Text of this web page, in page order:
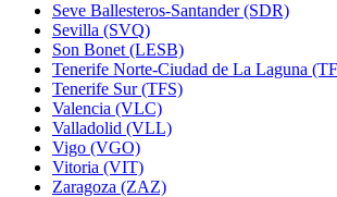
Seve Ballesteros-Santander (SDR)
Sevilla (SVQ)
Son Bonet (LESB)
Tenerife Norte-Ciudad de La Laguna
Tenerife Sur (TFS)
Valencia (VLC)
Valladolid (VLL)
Vigo (VGO)
Vitoria (VIT)
Zaragoza (ZAZ)